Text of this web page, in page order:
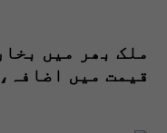
ملک بھر میں
قیمت میں